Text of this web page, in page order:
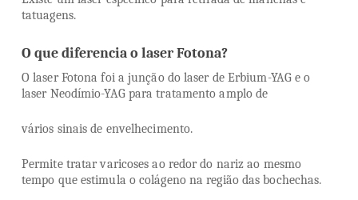
tatuagens.
O que diferencia o laser Fotona?
O laser Fotona foi a junção do laser de Erbium-YAG e o
laser Neodímio-YAG para tratamento amplo de
vários sinais de envelhecimento.
Permite tratar varicoses ao redor do nariz ao mesmo
tempo que estimula o colágeno na região das bochechas.